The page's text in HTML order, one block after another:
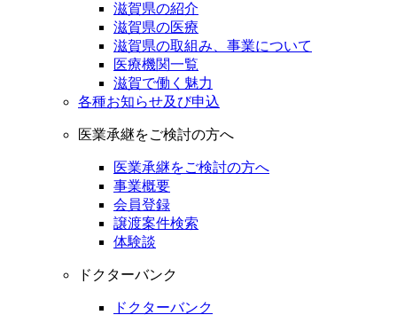
滋賀県の紹介
滋賀県の医療
滋賀県の取組み、事業について
医療機関一覧
滋賀で働く魅力
各種お知らせ及び申込
医業承継をご検討の方へ
医業承継をご検討の方へ
事業概要
会員登録
譲渡案件検索
体験談
ドクターバンク
ドクターバンク